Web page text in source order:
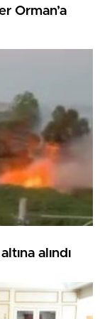
Orman’a
alındı